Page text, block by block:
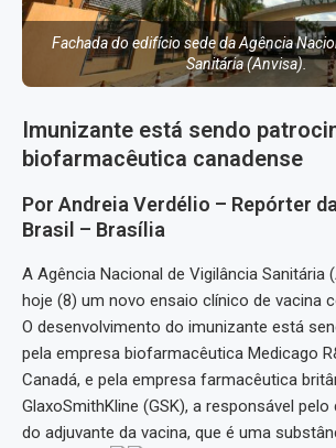
Fachada do edifício sede da Agência
Sanitária (Anvisa).
Imunizante está sendo
biofarmacêutica canadense
Por Andreia Verdélio – Repórter
Brasil – Brasília
A Agência Nacional de Vigilância Sanitária
hoje (8) um novo ensaio clínico de vacina
O desenvolvimento do imunizante está
pela empresa biofarmacêutica Medicago
Canadá, e pela empresa farmacêutica
GlaxoSmithKline (GSK), a responsável
do adjuvante da vacina, que é uma